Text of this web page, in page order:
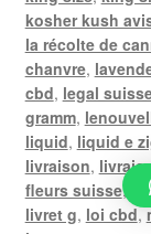
kosher kush
la récolte de
chanvre,
cbd, legal
gramm,
liquid, liquid e
livraison,
fleurs suisse,
livret g, loi cbd,